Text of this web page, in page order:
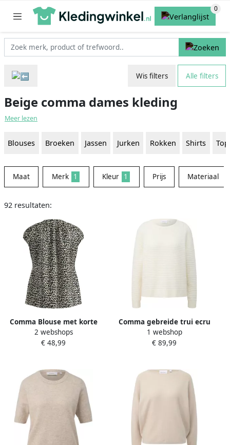
Wis filters Alle filters
Beige comma dames kleding
Meer lezen
Blouses Broeken Jassen Jurken Rokken Shirts
Maat Merk 1 Kleur 1 Prijs Materiaal
92 resultaten:
Comma Blouse met korte
mouwen met plooien en
dierenprint
2 webshops
€ 48,99
Comma gebreide trui ecru
1 webshop
€ 89,99